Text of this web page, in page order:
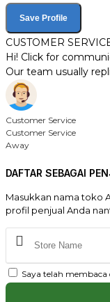
Save Profile
CUSTOMER
Hi! Click for
Our team usually
Customer Service
Customer Service
Away
DAFTAR SEBAGAI
Masukkan nama toko
profil penjual Anda
Saya telah